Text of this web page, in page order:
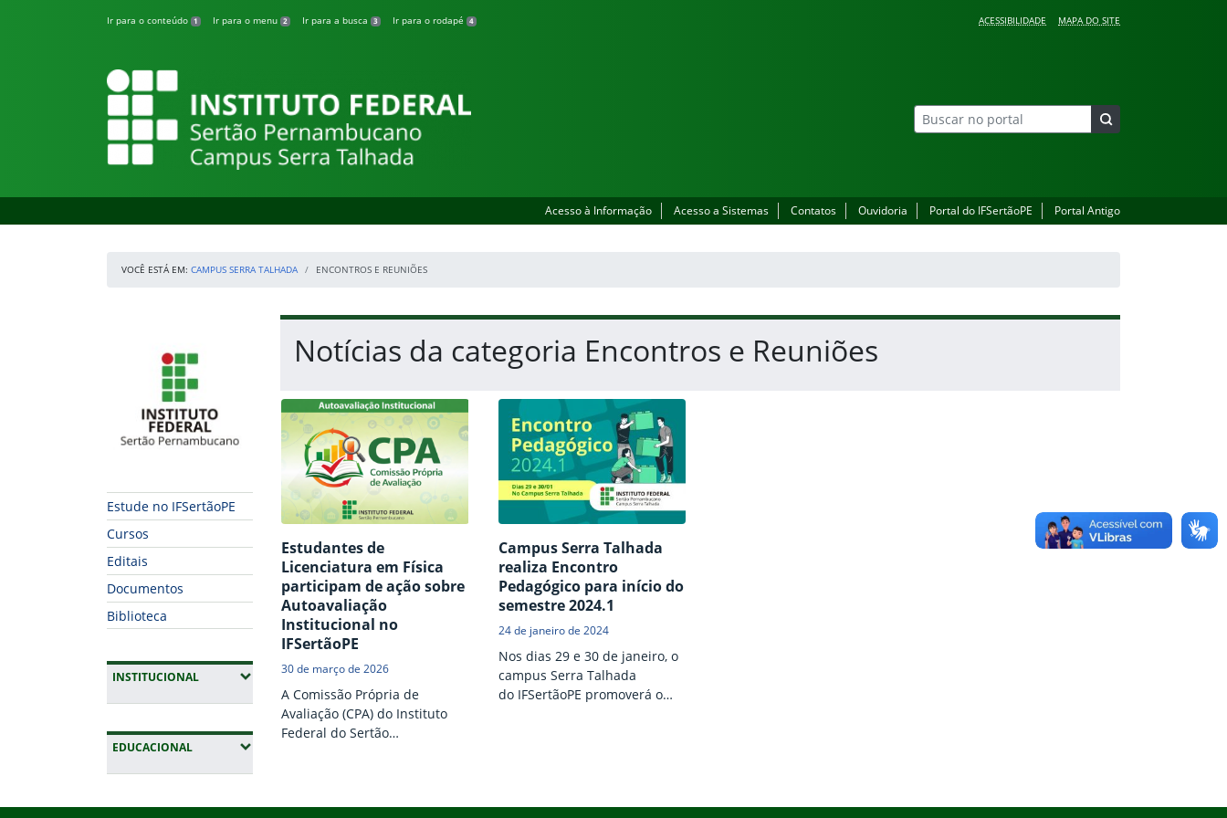
Ir para o conteúdo 1 Ir para o menu 2 Ir para a busca 3 Ir para o rodapé 4 ACESSIBILIDADE MAPA DO SITE
Campus Serra Talhada
Acesso à Informação Acesso a Sistemas Contatos Ouvidoria Portal do IFSertãoPE Portal Antigo
VOCÊ ESTÁ EM: CAMPUS SERRA TALHADA ENCONTROS E REUNIÕES
Estude no IFSertãoPE
Cursos
Editais
Documentos
Biblioteca
INSTITUCIONAL(EXPANDIR SUBMENUS)
EDUCACIONAL(EXPANDIR SUBMENUS)
Início do conteúdo
Notícias da categoria Encontros e Reuniões
Estudantes de
Licenciatura em Física
participam de ação sobre
Autoavaliação
Institucional no
IFSertãoPE
30 de março de 2026
A Comissão Própria de
Avaliação (CPA) do Instituto
Federal do Sertão
sensibilização com estudantes
Campus Serra Talhada
realiza Encontro
Pedagógico para início do
semestre 2024.1
24 de janeiro de 2024
Nos dias 29 e 30 de janeiro, o
campus Serra Talhada
do IFSertãoPE promoverá o
reunirá professores e técnicos